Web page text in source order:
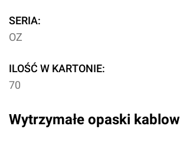
SERIA:
OZ
ILOŚĆ W KARTONIE:
70
Wytrzymałe opaski